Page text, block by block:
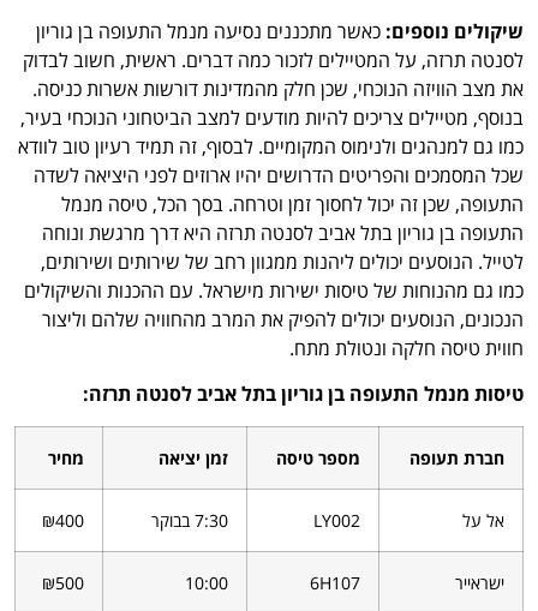
שיקולים נוספים: כאשר מתכננים נסיעה מנמל התעופה בן גוריון
לסנטה תרזה, על המטיילים לזכור כמה דברים. ראשית, חשוב לבדוק
את מצב הוויזה הנוכחי, שכן חלק מהמדינות דורשות אשרות כניסה.
בנוסף, מטיילים צריכים להיות מודעים למצב הביטחוני הנוכחי בעיר,
כמו גם למנהגים ולנימוס המקומיים. לבסוף, זה תמיד רעיון טוב לוודא
שכל המסמכים והפריטים הדרושים יהיו ארוזים לפני היציאה לשדה
התעופה, שכן זה יכול לחסוך זמן וטרחה. בסך הכל, טיסה מנמל
התעופה בן גוריון בתל אביב לסנטה תרזה היא דרך מרגשת ונוחה
לטייל. הנוסעים יכולים ליהנות ממגוון רחב של שירותים ושירותים,
כמו גם מהנוחות של טיסות ישירות מישראל. עם ההכנות והשיקולים
הנכונים, הנוסעים יכולים להפיק את המרב מהחוויה שלהם וליצור
חווית טיסה חלקה ונטולת מתח.
טיסות מנמל התעופה בן גוריון בתל אביב לסנטה תרזה:
חברת תעופה מספר טיסה זמן יציאה מחיר
אל על LY002 7:30 בבוקר ₪400
ישראייר 6H107
10:00
₪500